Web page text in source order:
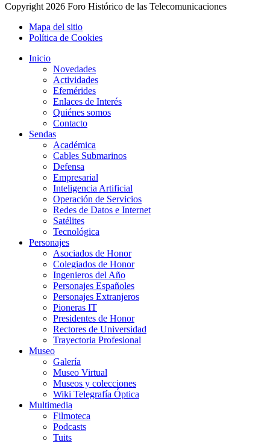
Copyright 2026 Foro Histórico de las Telecomunicaciones
Mapa del sitio
Política de Cookies
Inicio
Novedades
Actividades
Efemérides
Enlaces de Interés
Quiénes somos
Contacto
Sendas
Académica
Cables Submarinos
Defensa
Empresarial
Inteligencia Artificial
Operación de Servicios
Redes de Datos e Internet
Satélites
Tecnológica
Personajes
Asociados de Honor
Colegiados de Honor
Ingenieros del Año
Personajes Españoles
Personajes Extranjeros
Pioneras IT
Presidentes de Honor
Rectores de Universidad
Trayectoria Profesional
Museo
Galería
Museo Virtual
Museos y colecciones
Wiki Telegrafía Óptica
Multimedia
Filmoteca
Podcasts
Tuits